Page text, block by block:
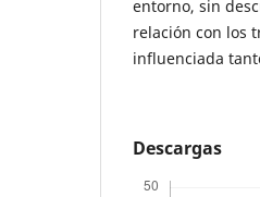
entorno, sin
relación con los
influenciada
Descargas